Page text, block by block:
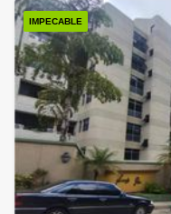
IMPECABLE